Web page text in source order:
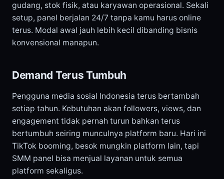
gudang, stok fisik, atau karyawan operasional. Sekali
setup, panel berjalan 24/7 tanpa kamu harus online
terus. Modal awal jauh lebih kecil dibanding bisnis
konvensional manapun.
Demand Terus Tumbuh
Pengguna media sosial Indonesia terus bertambah
setiap tahun. Kebutuhan akan followers, views, dan
engagement tidak pernah turun bahkan terus
bertumbuh seiring munculnya platform baru. Hari ini
TikTok booming, besok mungkin platform lain, tapi
SMM panel bisa menjual layanan untuk semua
platform sekaligus.